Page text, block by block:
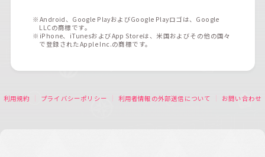
※Android、Google PlayおよびGoogle Playロゴは、Google
LLCの商標です。
※iPhone、iTunesおよびApp Storeは、米国およびその他の国々
で登録されたApple Inc.の商標です。
利用規約 プライバシーポリシー 利用者情報の外部送信について お問い合わせ